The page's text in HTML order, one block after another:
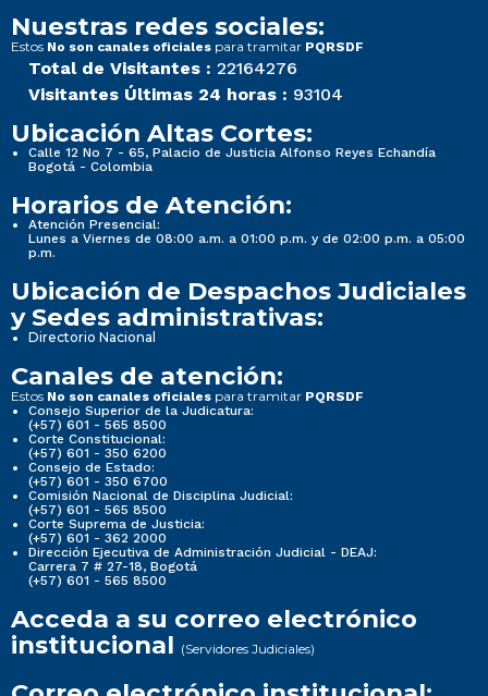
Nuestras redes sociales:
Estos No son canales oficiales para tramitar PQRSDF
Total de Visitantes : 22164276
Visitantes Últimas 24 horas : 93104
Ubicación Altas Cortes:
Calle 12 No 7 - 65, Palacio de Justicia Alfonso Reyes Echandía
Bogotá - Colombia
Horarios de Atención:
Atención Presencial:
Lunes a Viernes de 08:00 a.m. a 01:00 p.m. y de 02:00 p.m. a 05:00
p.m.
Ubicación de Despachos Judiciales
y Sedes administrativas:
Directorio Nacional
Canales de atención:
Estos No son canales oficiales para tramitar PQRSDF
Consejo Superior de la Judicatura:
(+57) 601 - 565 8500
Corte Constitucional:
(+57) 601 - 350 6200
Consejo de Estado:
(+57) 601 - 350 6700
Comisión Nacional de Disciplina Judicial:
(+57) 601 - 565 8500
Corte Suprema de Justicia:
(+57) 601 - 362 2000
Dirección Ejecutiva de Administración Judicial - DEAJ:
Carrera 7 # 27-18, Bogotá
(+57) 601 - 565 8500
Acceda a su correo electrónico
institucional (Servidores Judiciales)